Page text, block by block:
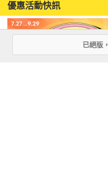
優惠活動快訊
已絕版